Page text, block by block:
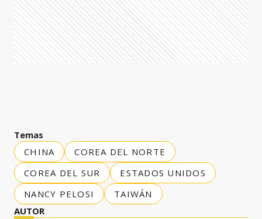
Temas
CHINA
COREA DEL NORTE
COREA DEL SUR
ESTADOS UNIDOS
NANCY PELOSI
TAIWÁN
AUTOR